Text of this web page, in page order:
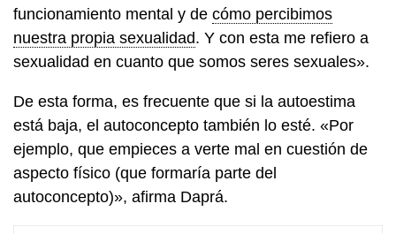
funcionamiento mental y de cómo percibimos
nuestra propia sexualidad. Y con esta me refiero a
sexualidad en cuanto que somos seres sexuales».
De esta forma, es frecuente que si la autoestima
está baja, el autoconcepto también lo esté. «Por
ejemplo, que empieces a verte mal en cuestión de
aspecto físico (que formaría parte del
autoconcepto)», afirma Daprá.